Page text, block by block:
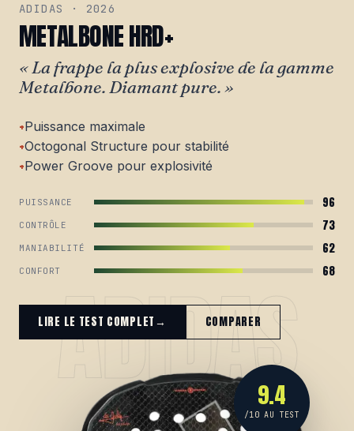
ADIDAS
ADIDAS · 2026
METALBONE HRD+
« La frappe la plus explosive de la gamme
Metalbone. Diamant pure. »
Puissance maximale
Octogonal Structure pour stabilité
Power Groove pour explosivité
PUISSANCE 96
CONTRÔLE 73
MANIABILITÉ 62
CONFORT 68
LIRE LE TEST COMPLET→ COMPARER
9.4
/10 AU TEST